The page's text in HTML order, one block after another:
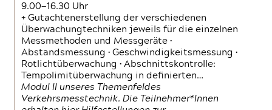
9.00—16.30 Uhr
+ Gutachtenerstellung der verschiedenen
Überwachungtechniken jeweils für die einzelnen
Messmethoden und Messgeräte •
Abstandsmessung • Geschwindigkeitsmessung •
Rotlichtüberwachung • Abschnittskontrolle:
Tempolimitüberwachung in definierten…
Modul II unseres Themenfeldes
Verkehrsmesstechnik. Die Teilnehmer*Innen